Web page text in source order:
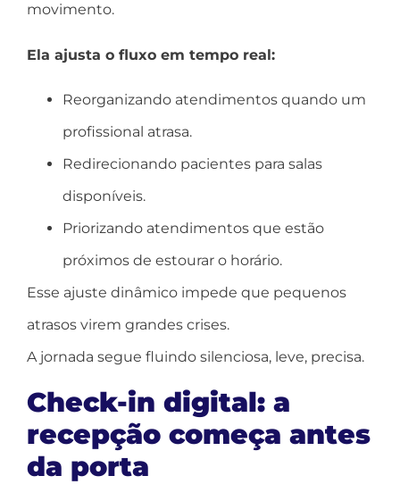
movimento.
Ela ajusta o fluxo em tempo real:
Reorganizando atendimentos quando um
profissional atrasa.
Redirecionando pacientes para salas
disponíveis.
Priorizando atendimentos que estão
próximos de estourar o horário.
Esse ajuste dinâmico impede que pequenos
atrasos virem grandes crises.
A jornada segue fluindo silenciosa, leve, precisa.
Check-in digital: a
recepção começa antes
da porta